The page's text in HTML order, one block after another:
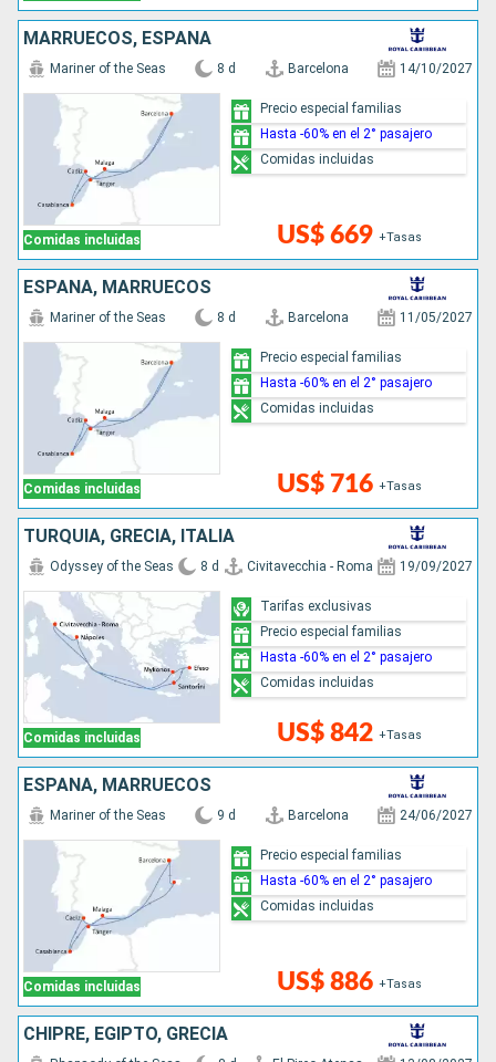
MARRUECOS, ESPAÑA
Comidas incluidas
Mariner of the Seas 8 d Barcelona 14/10/2027
US$ 669 +Tasas
Precio especial familias
Hasta -60% en el 2° pasajero
Comidas incluidas
ESPAÑA, MARRUECOS
Comidas incluidas
Mariner of the Seas 8 d Barcelona 11/05/2027
US$ 716 +Tasas
Precio especial familias
Hasta -60% en el 2° pasajero
Comidas incluidas
TURQUÍA, GRECIA, ITALIA
Comidas incluidas
Odyssey of the Seas 8 d Civitavecchia - Roma 19/09/2027
US$ 842 +Tasas
Tarifas exclusivas
Precio especial familias
Hasta -60% en el 2° pasajero
Comidas incluidas
ESPAÑA, MARRUECOS
Comidas incluidas
Mariner of the Seas 9 d Barcelona 24/06/2027
US$ 886 +Tasas
Precio especial familias
Hasta -60% en el 2° pasajero
Comidas incluidas
CHIPRE, EGIPTO, GRECIA